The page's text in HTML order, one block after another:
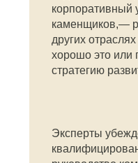
корпоративный
каменщиков,—
других
хорошо это или
стратегию
Эксперты